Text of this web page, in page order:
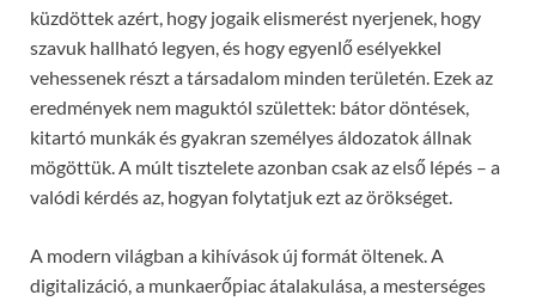
küzdöttek azért, hogy jogaik elismerést nyerjenek, hogy
szavuk hallható legyen, és hogy egyenlő esélyekkel
vehessenek részt a társadalom minden területén. Ezek az
eredmények nem maguktól születtek: bátor döntések,
kitartó munkák és gyakran személyes áldozatok állnak
mögöttük. A múlt tisztelete azonban csak az első lépés – a
valódi kérdés az, hogyan folytatjuk ezt az örökséget.
A modern világban a kihívások új formát öltenek. A
digitalizáció, a munkaerőpiac átalakulása, a mesterséges